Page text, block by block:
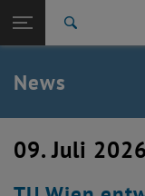
TU Login
Quicklinks
Quicklinks-Menü
Studium
Zurück: Subseiten von
Zurück zur letzten
Aktuelles
News
News
09. Juli 2026